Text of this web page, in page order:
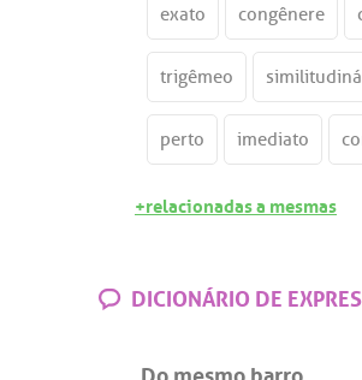
exato congênere
trigêmeo
perto imediato
+relacionadas a mesmas
DICIONÁRIO DE
Do mesmo barro